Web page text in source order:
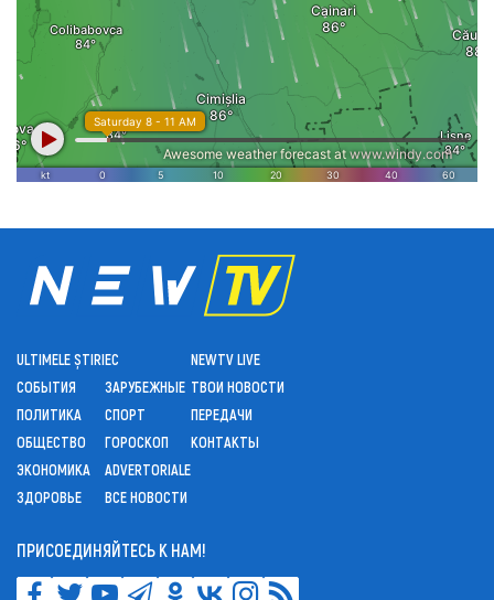
ULTIMELE ȘTIRI
СОБЫТИЯ
ПОЛИТИКА
ОБЩЕСТВО
ЭКОНОМИКА
ЗДОРОВЬЕ
ЕС
ЗАРУБЕЖНЫЕ
СПОРТ
ГОРОСКОП
ADVERTORIALE
ВСЕ НОВОСТИ
NEWTV LIVE
ТВОИ НОВОСТИ
ПЕРЕДАЧИ
КОНТАКТЫ
ПРИСОЕДИНЯЙТЕСЬ К НАМ!